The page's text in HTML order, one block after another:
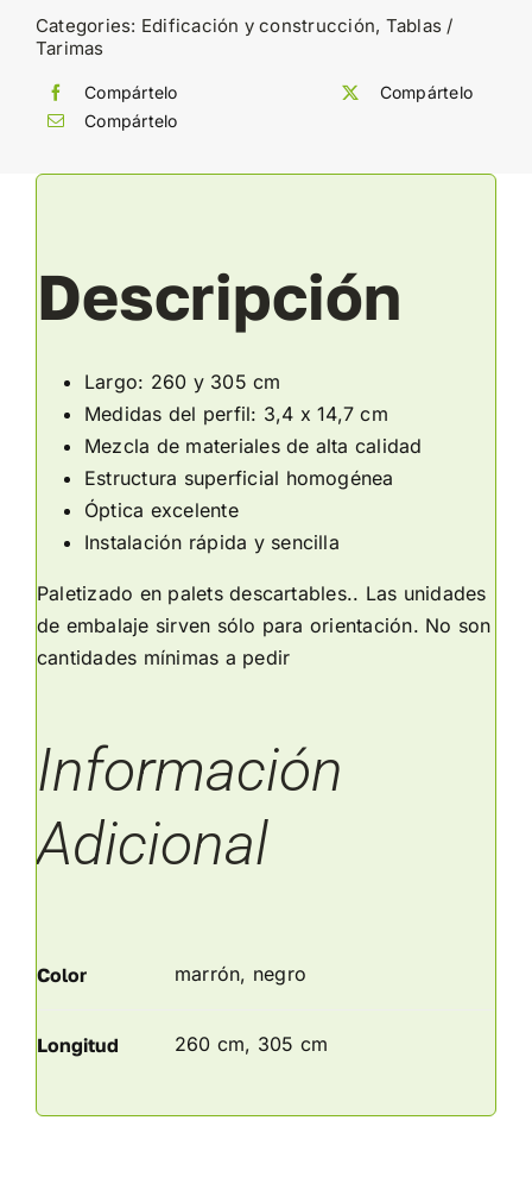
Categories: Edificación y construcción, Tablas /
Tarimas
Compártelo
Compártelo
Compártelo
Descripción
Largo: 260 y 305 cm
Medidas del perfil: 3,4 x 14,7 cm
Mezcla de materiales de alta calidad
Estructura superficial homogénea
Óptica excelente
Instalación rápida y sencilla
Paletizado en palets descartables.. Las unidades
de embalaje sirven sólo para orientación. No son
cantidades mínimas a pedir
Información
Adicional
Color marrón, negro
Longitud 260 cm, 305 cm